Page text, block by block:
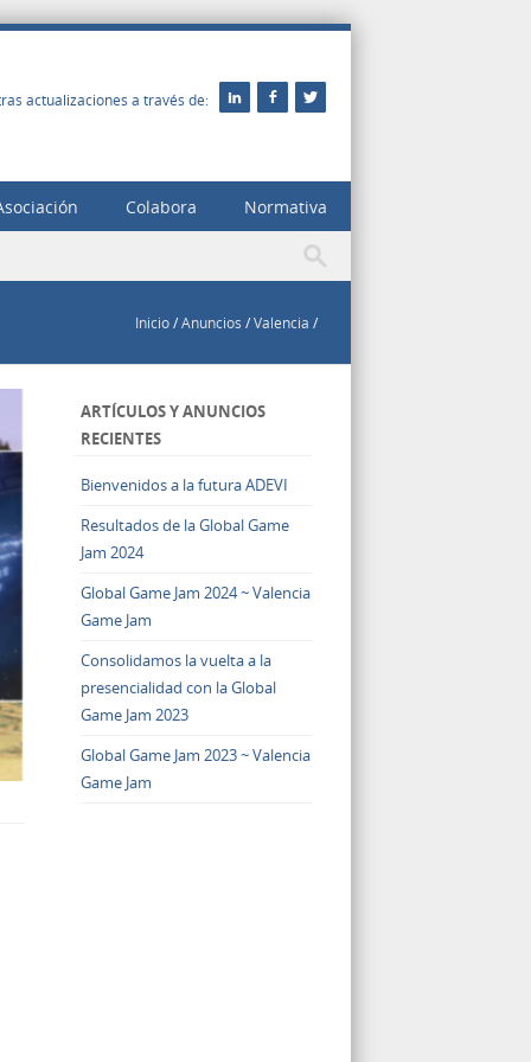
actualizaciones a través de:
Colabora Normativa
Inicio/Anuncios /Valencia /
ARTÍCULOS Y ANUNCIOS
RECIENTES
Bienvenidos a la futura ADEVI
Resultados de la Global Game
Jam 2024
Global Game Jam 2024 ~ Valencia
Game Jam
Consolidamos la vuelta a la
presencialidad con la Global
Game Jam 2023
Global Game Jam 2023 ~ Valencia
Game Jam